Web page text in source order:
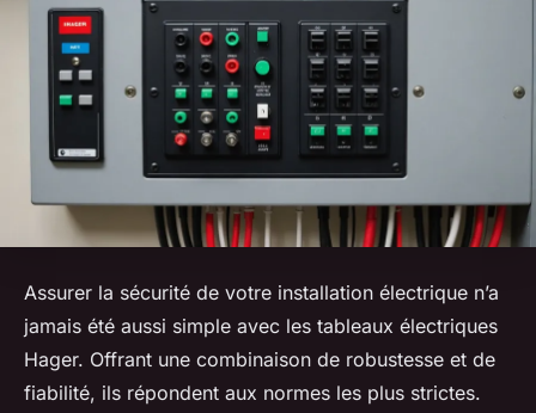
Assurer la sécurité de votre installation électrique n’a
jamais été aussi simple avec les tableaux électriques
Hager. Offrant une combinaison de robustesse et de
fiabilité, ils répondent aux normes les plus strictes.